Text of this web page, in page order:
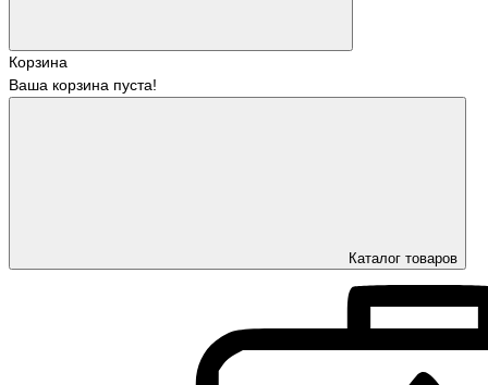
Корзина
Ваша корзина пуста!
Каталог товаров